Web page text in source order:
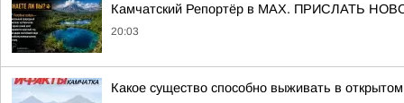
Камчатский Репортёр в MAX. ПРИСЛАТЬ
20:03
Какое существо способно выживать в